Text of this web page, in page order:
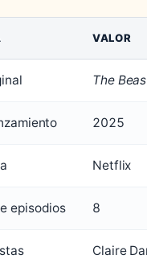
VALOR
The
2025
Netflix
episodios 8
Claire